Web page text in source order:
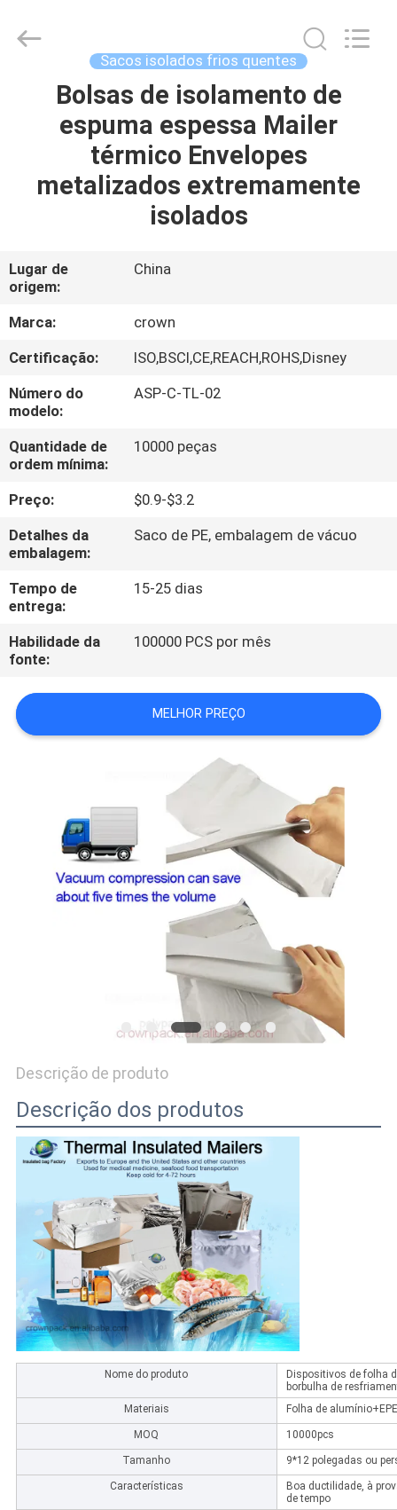
CASA
PRODUTOS
RV
SOBRE
NÓS
EXCURSÃO
DA
FÁBRICA
CONTROLE
DA
QUALIDADE
MAPA
SITE
Sacos isolados frios quentes
Bolsas de isolamento de
espuma espessa Mailer
térmico Envelopes
metalizados extremamente
isolados
Lugar de
origem:
China
Marca:
crown
Certificação:
ISO,BSCI,CE,REACH,ROHS,Disney
Número do
modelo:
ASP-C-TL-02
Quantidade de
ordem mínima:
10000 peças
Preço:
$0.9-$3.2
Detalhes da
embalagem:
Saco de PE, embalagem de vácuo
Tempo de
entrega:
15-25 dias
Habilidade da
fonte:
100000 PCS por mês
MELHOR PREÇO
Descrição de produto
Descrição dos produtos
Nome do produto
Dispositivos de folha
borbulha de
Materiais
Folha de
MOQ 10000pcs
Tamanho 9*12 polegadas ou
Características
Boa ductilidade, à
de tempo